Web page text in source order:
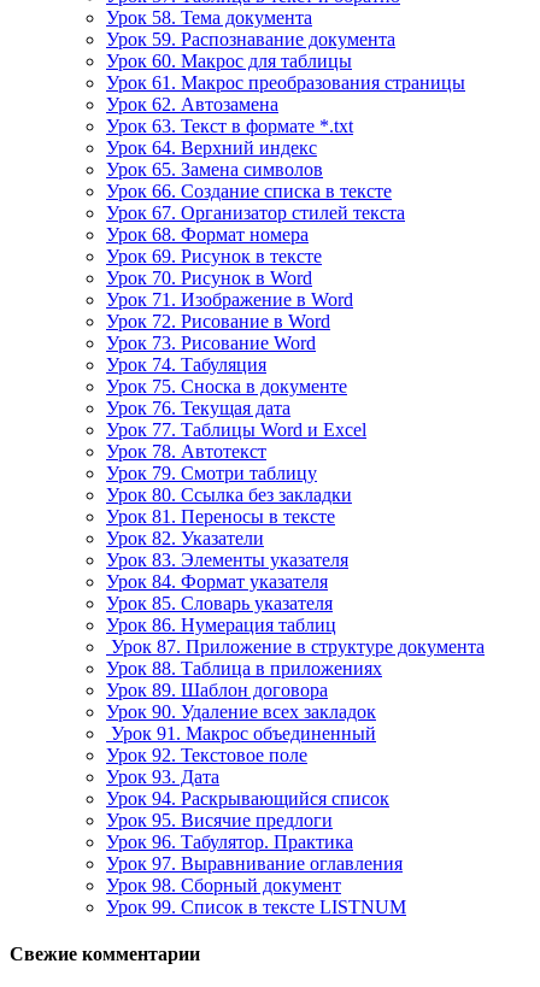
Урок 58. Тема документа
Урок 59. Распознавание документа
Урок 60. Макрос для таблицы
Урок 61. Макрос преобразования страницы
Урок 62. Автозамена
Урок 63. Текст в формате *.txt
Урок 64. Верхний индекс
Урок 65. Замена символов
Урок 66. Создание списка в тексте
Урок 67. Организатор стилей текста
Урок 68. Формат номера
Урок 69. Рисунок в тексте
Урок 70. Рисунок в Word
Урок 71. Изображение в Word
Урок 72. Рисование в Word
Урок 73. Рисование Word
Урок 74. Табуляция
Урок 75. Сноска в документе
Урок 76. Текущая дата
Урок 77. Таблицы Word и Excel
Урок 78. Автотекст
Урок 79. Смотри таблицу
Урок 80. Ссылка без закладки
Урок 81. Переносы в тексте
Урок 82. Указатели
Урок 83. Элементы указателя
Урок 84. Формат указателя
Урок 85. Словарь указателя
Урок 86. Нумерация таблиц
Урок 87. Приложение в структуре документа
Урок 88. Таблица в приложениях
Урок 89. Шаблон договора
Урок 90. Удаление всех закладок
Урок 91. Макрос объединенный
Урок 92. Текстовое поле
Урок 93. Дата
Урок 94. Раскрывающийся список
Урок 95. Висячие предлоги
Урок 96. Табулятор. Практика
Урок 97. Выравнивание оглавления
Урок 98. Сборный документ
Урок 99. Список в тексте LISTNUM
Свежие комментарии